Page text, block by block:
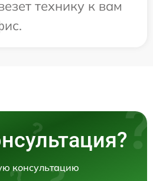
технику к вам
консультацию